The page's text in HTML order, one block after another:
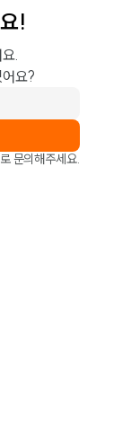
!
.
요?
로 문의해주세요.